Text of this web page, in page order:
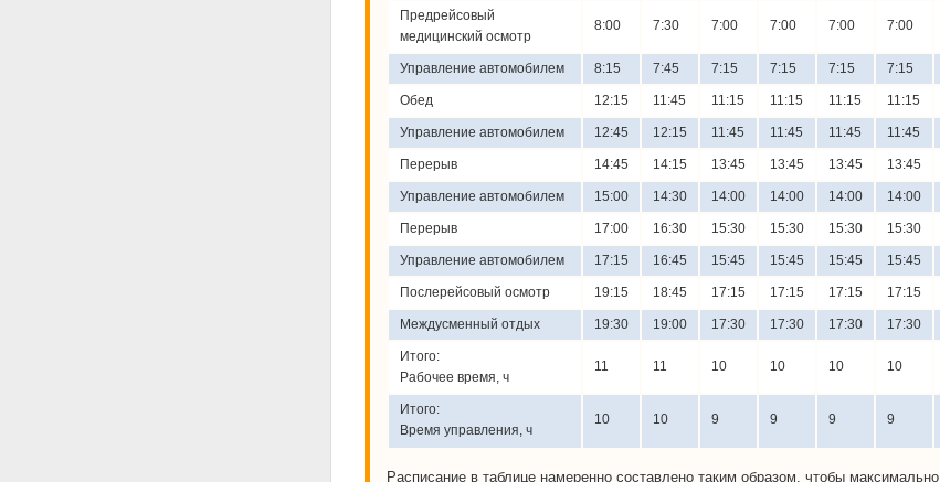
Предрейсовый
медицинский осмотр
8:00 7:30 7:00 7:00 7:00 7:00
Управление автомобилем 8:15 7:45 7:15 7:15 7:15 7:15
Обед 12:15 11:45 11:15 11:15 11:15 11:15
Управление автомобилем 12:45 12:15 11:45 11:45 11:45 11:45
Перерыв 14:45 14:15 13:45 13:45 13:45 13:45
Управление автомобилем 15:00 14:30 14:00 14:00 14:00 14:00
Перерыв 17:00 16:30 15:30 15:30 15:30 15:30
Управление автомобилем 17:15 16:45 15:45 15:45 15:45 15:45
Послерейсовый осмотр 19:15 18:45 17:15 17:15 17:15 17:15
Междусменный отдых 19:30 19:00 17:30 17:30 17:30 17:30
Итого:
Рабочее время, ч
11 11 10 10 10 10
Итого:
Время управления, ч
10 10 9 9 9 9
Расписание в таблице намеренно составлено таким образом, чтобы максимально